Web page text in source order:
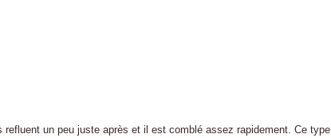
un peu juste après et il est comblé assez rapidement. Ce type